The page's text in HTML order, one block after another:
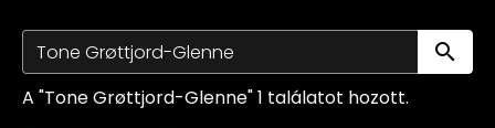
A "Tone Grøttjord-Glenne" 1 találatot hozott.